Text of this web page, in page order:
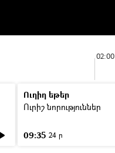
02:00
Ուղիղ եթեր
Ուրիշ նորություններ
09:35 24 ր